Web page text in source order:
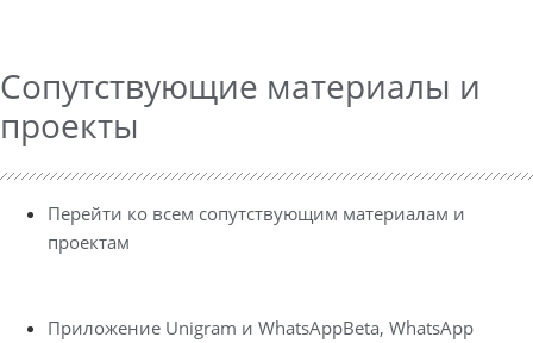
Сопутствующие материалы и
проекты
Перейти ко всем сопутствующим материалам и
проектам
Приложение Unigram и WhatsAppBeta, WhatsApp